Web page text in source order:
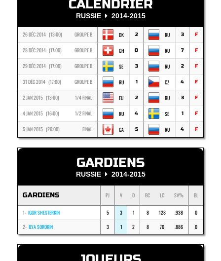
CALENDRIER
RUSSIE 2014-2015
26 DÉC 2014 (13:00) GROUPE B DK 2 RU 3 F
28 DÉC 2014 (17:00) GROUPE B CH 0 RU 7 F
29 DÉC 2014 (17:00) GROUPE B SE 3 RU 2 F
31 DÉC 2014 (17:00) GROUPE B RU 1 CZ 4 F
2 JAN 2015 (13:00) 1/4 FINAL EU 2 RU 3 F
4 JAN 2015 (16:00) 1/2 FINAL RU 4 SE 1 F
5 JAN 2015 (20:00) FINAL CA 5 RU 4 F
GARDIENS
RUSSIE 2014-2015
GARDIENS PJ V D BC LC SV% BL
1- IGOR SHESTERKIN 5 3 1 8 128 .938
0
2- ILYA SOROKIN 3 1 2 8 70 .886 0